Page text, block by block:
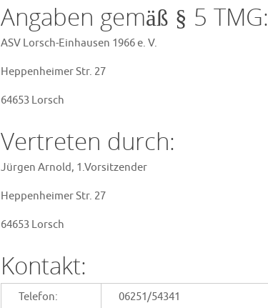
Angaben gemäß § 5 TMG:
ASV Lorsch-Einhausen 1966 e. V.
Heppenheimer Str. 27
64653 Lorsch
Vertreten durch:
Jürgen Arnold, 1.Vorsitzender
Heppenheimer Str. 27
64653 Lorsch
Kontakt:
Telefon:
06251/54341